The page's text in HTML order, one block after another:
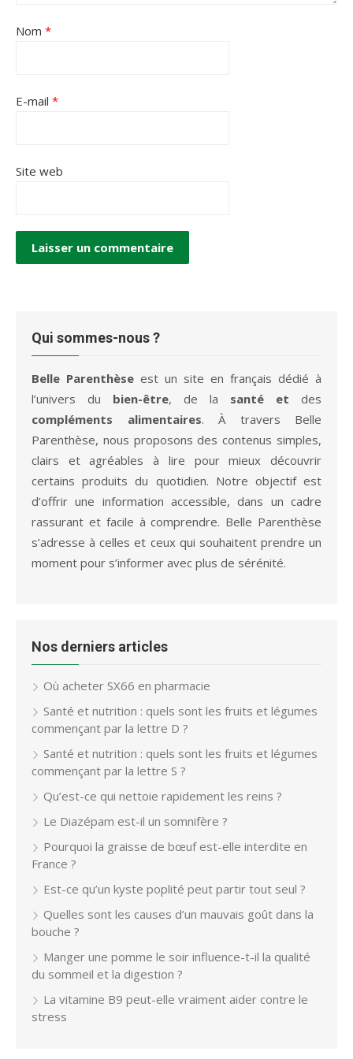
Nom *
E-mail *
Site web
Qui sommes-nous ?
Belle Parenthèse est un site en français dédié à
l’univers du bien-être, de la santé et des
compléments alimentaires. À travers Belle
Parenthèse, nous proposons des contenus simples,
clairs et agréables à lire pour mieux découvrir
certains produits du quotidien. Notre objectif est
d’offrir une information accessible, dans un cadre
rassurant et facile à comprendre. Belle Parenthèse
s’adresse à celles et ceux qui souhaitent prendre un
moment pour s’informer avec plus de sérénité.
Nos derniers articles
Où acheter SX66 en pharmacie
Santé et nutrition : quels sont les fruits et légumes
commençant par la lettre D ?
Santé et nutrition : quels sont les fruits et légumes
commençant par la lettre S ?
Qu’est-ce qui nettoie rapidement les reins ?
Le Diazépam est-il un somnifère ?
Pourquoi la graisse de bœuf est-elle interdite en
France ?
Est-ce qu’un kyste poplité peut partir tout seul ?
Quelles sont les causes d’un mauvais goût dans la
bouche ?
Manger une pomme le soir influence-t-il la qualité
du sommeil et la digestion ?
La vitamine B9 peut-elle vraiment aider contre le
stress